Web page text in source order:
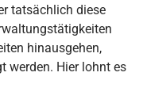
tatsächlich diese
hinausgehen,
werden. Hier lohnt es